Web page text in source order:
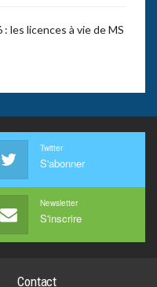
: les licences à vie de MS
Twitter
S'abonner
Newsletter
S'inscrire
Contact